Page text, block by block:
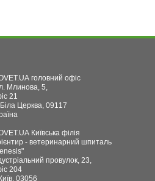
головний офіс
Млинова, 5,
21
Церква, 09117
Київська філія
- ветеринарний шпиталь
провулок, 23,
204
03056